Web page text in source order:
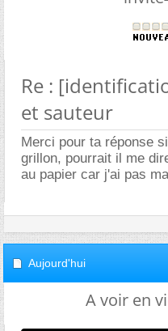
Re :
et sauteur
Merci pour ta réponse
grillon, pourrait il me
au papier car j'ai pas
Aujourd'hui
A voir en